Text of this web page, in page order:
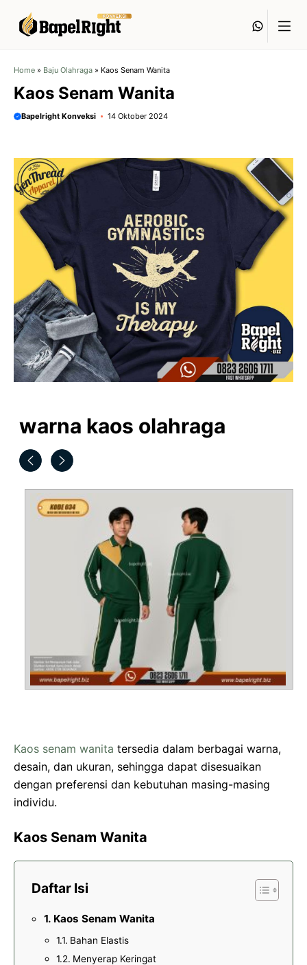
Home » Baju Olahraga » Kaos Senam Wanita
Kaos Senam Wanita
Bapelright Konveksi 14 Oktober 2024
warna kaos olahraga
Kaos senam wanita tersedia dalam berbagai warna,
desain, dan ukuran, sehingga dapat disesuaikan
dengan preferensi dan kebutuhan masing-masing
individu.
Kaos Senam Wanita
Daftar Isi
Kaos Senam Wanita
Bahan Elastis
Menyerap Keringat